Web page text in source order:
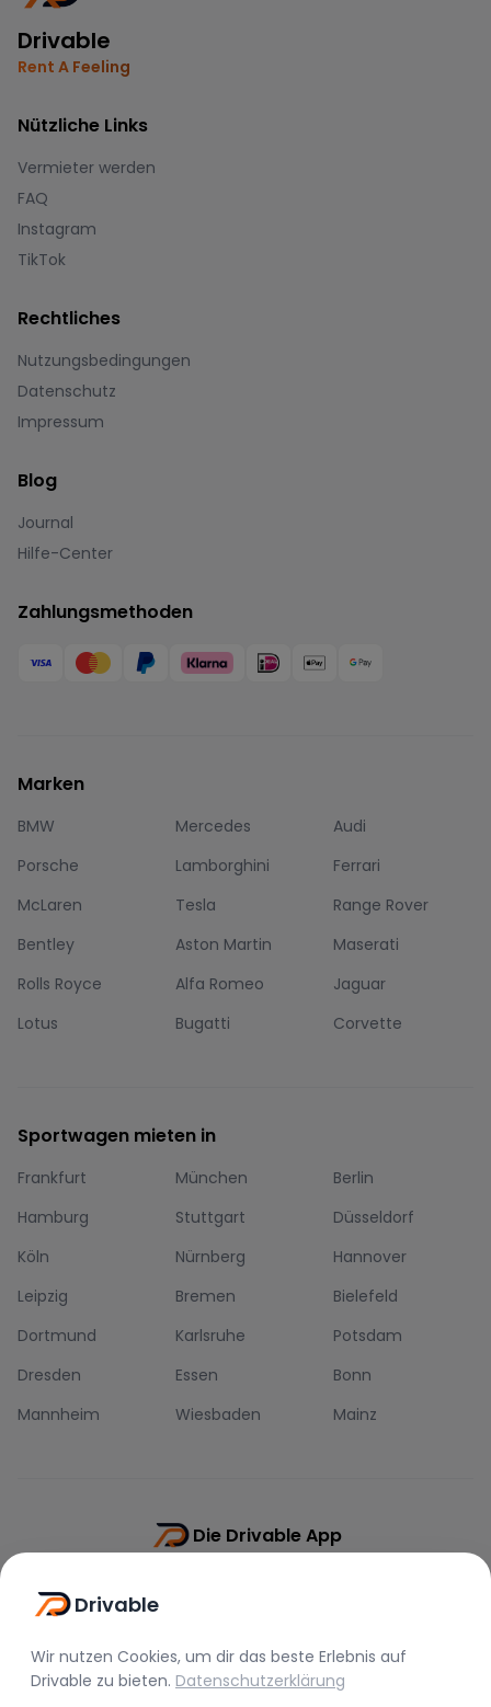
Drivable
Rent A Feeling
Nützliche Links
Vermieter werden
FAQ
Instagram
TikTok
Rechtliches
Nutzungsbedingungen
Datenschutz
Impressum
Blog
Journal
Hilfe-Center
Zahlungsmethoden
Marken
BMW Mercedes
Audi
Porsche
Lamborghini
Ferrari
McLaren
Tesla
Range Rover
Bentley
Aston Martin
Maserati
Rolls Royce
Alfa Romeo
Jaguar
Lotus
Bugatti Corvette
Sportwagen mieten in
Frankfurt München
Berlin
Hamburg
Stuttgart
Düsseldorf
Köln
Nürnberg
Hannover
Leipzig
Bremen
Bielefeld
Dortmund
Karlsruhe
Potsdam
Dresden
Essen
Bonn
Mannheim
Wiesbaden Mainz
Die Drivable App
Drivable
Wir nutzen Cookies, um dir das beste Erlebnis auf
Drivable zu bieten. Datenschutzerklärung